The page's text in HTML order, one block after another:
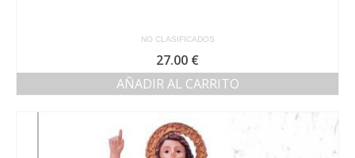
NO CLASIFICADOS
27.00 €
AÑADIR AL CARRITO